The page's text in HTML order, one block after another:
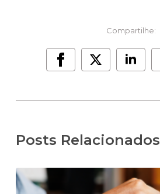
Compartilhe:
Posts Relacionados